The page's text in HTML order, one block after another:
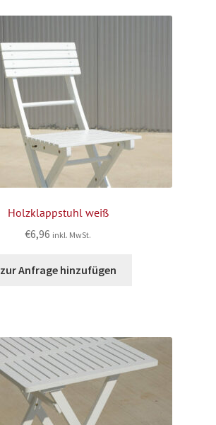
Holzklappstuhl weiß
€6,96 inkl. MwSt.
zur Anfrage hinzufügen